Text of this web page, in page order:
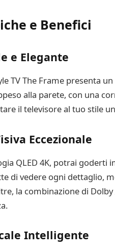
e Benefici
e Elegante
TV The Frame presenta
alla parete, con una
il televisore al tuo stile
Eccezionale
QLED 4K, potrai goderti
di vedere ogni dettaglio,
la combinazione di
Intelligente